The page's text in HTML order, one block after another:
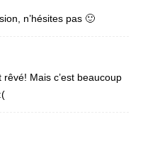
n’hésites pas 🙂
Mais c’est beaucoup